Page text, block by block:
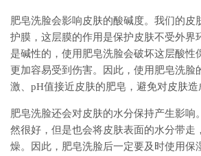
肥皂洗脸会影响皮肤的酸碱度。我们的皮
护膜，这层膜的作用是保护皮肤不受外界
是碱性的，使用肥皂洗脸会破坏这层酸性
更加容易受到伤害。因此，使用肥皂洗脸
激、pH值接近皮肤的肥皂，避免对皮肤造
肥皂洗脸还会对皮肤的水分保持产生影响
然很好，但是也会将皮肤表面的水分带走
燥。因此，肥皂洗脸后一定要及时使用保